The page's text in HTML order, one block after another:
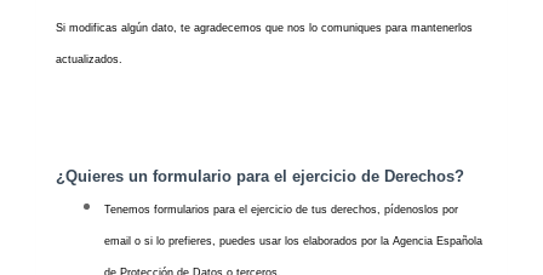
Si modificas algún dato, te agradecemos que nos lo comuniques para mantenerlos
actualizados.
¿Quieres un formulario para el ejercicio de Derechos?
Tenemos formularios para el ejercicio de tus derechos, pídenoslos por
email o si lo prefieres, puedes usar los elaborados por la Agencia Española
de Protección de Datos o terceros.